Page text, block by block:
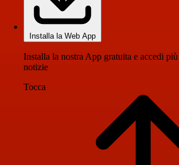
Installa la Web App
Installa la nostra App gratuita e accedi
notizie
Tocca